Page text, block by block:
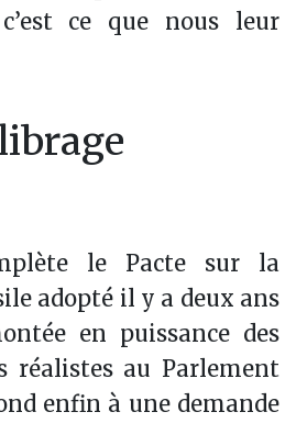
ce que nous leur
le Pacte sur la
adopté il y a deux ans
en puissance des
réalistes au Parlement
enfin à une demande